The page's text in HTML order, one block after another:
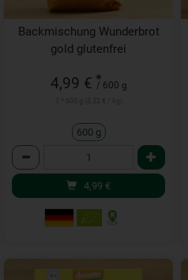
Backmischung Wunderbrot
gold glutenfrei
4,99 € *
/ 600 g
600 g
Anzahl
4,99 €